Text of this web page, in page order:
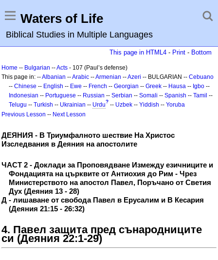
Waters of Life
Biblical Studies in Multiple Languages
This page in HTML4 - Print - Bottom
Home -- Bulgarian --Acts - 107 (Paul’s defense)
This page in: --Albanian --Arabic --Armenian --Azeri -- BULGARIAN -- Cebuano
-- Chinese -- English -- Ewe -- French -- Georgian -- Greek -- Hausa -- Igbo --
Indonesian -- Portuguese -- Russian -- Serbian -- Somali -- Spanish -- Tamil --
Telugu -- Turkish -- Ukrainian -- Urdu? -- Uzbek -- Yiddish -- Yoruba
Previous Lesson -- Next Lesson
ДЕЯНИЯ - В Триумфалното шествие На Христос
Изследвания в Деяния на апостолите
ЧАСТ 2 - Доклади за Проповядване Измежду езичниците и
Фондацията на църквите от Антиохия до Рим - Чрез
Министерството на апостол Павел, Поръчано от Светия
Дух (Деяния 13 - 28)
Д - лишаване от свобода Павел в Ерусалим и В Кесария
(Деяния 21:15 - 26:32)
4. Павел защита пред сънародниците
си (Деяния 22:1-29)